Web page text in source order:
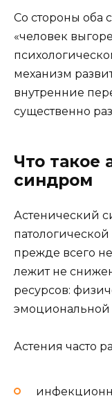
Со стороны оба
«человек
механизм
внутренние
существенно
Что такое
синдром
Астенический
прежде всего
лежит не
ресурсов:
эмоциональной
Астения часто